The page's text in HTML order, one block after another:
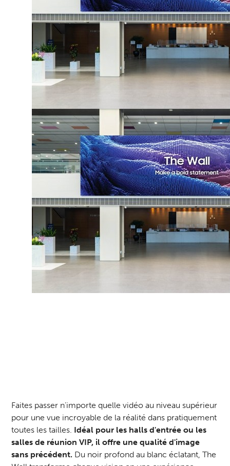
Faites passer n'importe quelle vidéo au niveau supérieur
pour une vue incroyable de la réalité dans pratiquement
toutes les tailles. Idéal pour les halls d'entrée ou les
salles de réunion VIP, il offre une qualité d'image
sans précédent. Du noir profond au blanc éclatant, The